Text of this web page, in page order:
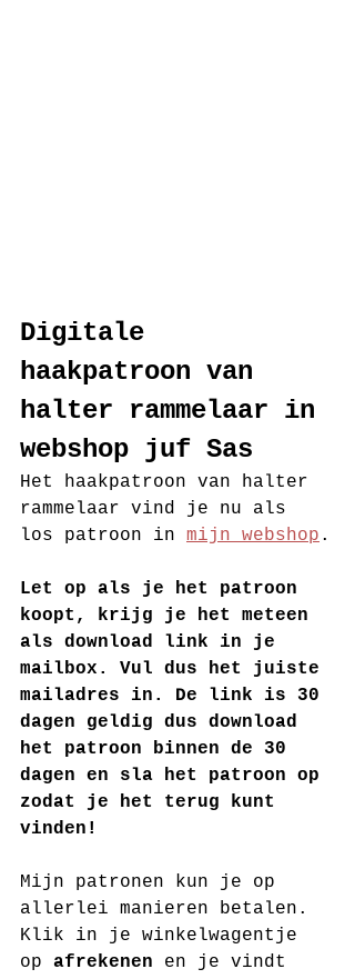
Digitale
haakpatroon van
halter rammelaar in
webshop juf Sas
Het haakpatroon van halter
rammelaar vind je nu als
los patroon in mijn webshop .
Let op als je het patroon
koopt, krijg je het meteen
als download link in je
mailbox. Vul dus het juiste
mailadres in. De link is 30
dagen geldig dus download
het patroon binnen de 30
dagen en sla het patroon op
zodat je het terug kunt
vinden!
Mijn patronen kun je op
allerlei manieren betalen.
Klik in je winkelwagentje
op afrekenen en je vindt